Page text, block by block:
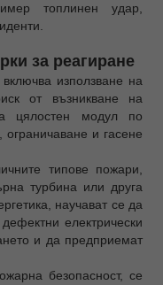
топлинен удар,
за реагиране
използване на
от възникване на
цялостен модул по
и гасене
типове пожари,
турбина или друга
научават се да
електрически
и да предприемат
безопасност, се